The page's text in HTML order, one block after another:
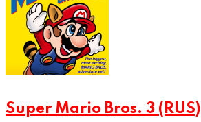
Super Mario Bros. 3 (RUS)